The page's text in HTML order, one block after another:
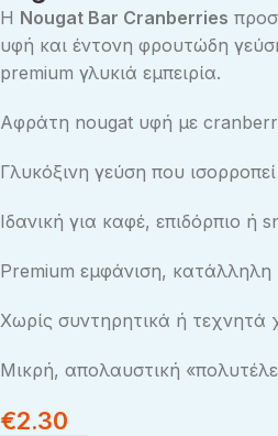
Η Nougat Bar Cranberries
υφή και έντονη φρουτώδη
premium γλυκιά εμπειρία.
Αφράτη nougat υφή με
Γλυκόξινη γεύση που ισορροπεί
Ιδανική για καφέ, επιδόρπιο ή
Premium εμφάνιση, κατάλληλη
Χωρίς συντηρητικά ή τεχνητά
Μικρή, απολαυστική
€2.30